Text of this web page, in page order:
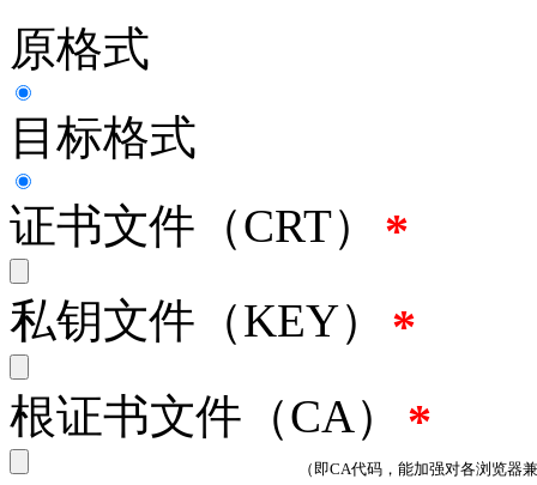
原格式
目标格式
证书文件（CRT）
*
私钥文件（KEY） *
根证书文件（CA） *
（即CA代码，能加强对各浏览器